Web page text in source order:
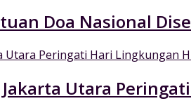
Doa Nasional
Utara